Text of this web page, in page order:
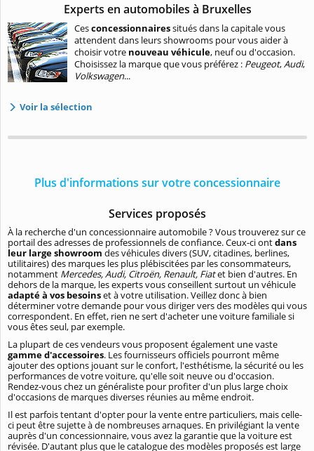
Experts en automobiles à Bruxelles
Cesconcessionnairessitués dans la capitale vous
attendent dans leurs showrooms pour vous aider à
choisir votre nouveau véhicule, neuf ou d'occasion.
Choisissez la marque que vous préférez : Peugeot,Audi,
Volkswagen...
Voir la sélection
Plus d'informations sur votre concessionnaire
Services proposés
À la recherche d'un concessionnaire automobile ? Vous trouverez sur ce
portail des adresses de professionnels de confiance. Ceux-ci ontdans
leur large showroom des véhicules divers (SUV, citadines, berlines,
utilitaires) des marques les plus plébiscitées par les consommateurs,
notamment Mercedes, Audi, Citroën, Renault, Fiatet bien d'autres. En
dehors de la marque, les experts vous conseillent surtout un véhicule
adapté à vos besoinset à votre utilisation. Veillez donc à bien
déterminer votre demande pour vous diriger vers des modèles qui vous
correspondent. En effet, rien ne sert d'acheter une voiture familiale si
vous êtes seul, par exemple.
La plupart de ces vendeurs vous proposent également une vaste
gamme d'accessoires. Les fournisseurs officiels pourront même
ajouter des options jouant sur le confort, l'esthétisme, la sécurité ou les
performances de votre voiture, qu'elle soit neuve ou d'occasion.
Rendez-vous chez un généraliste pour profiter d'un plus large choix
d'occasions de marques diverses réunies au même endroit.
Il est parfois tentant d'opter pour la vente entre particuliers, mais celle-
ci peut être sujette à de nombreuses arnaques. En privilégiant la vente
auprès d'un concessionnaire, vous avez la garantie que la voiture est
révisée. D'autant plus que le catalogue des modèles proposés est large